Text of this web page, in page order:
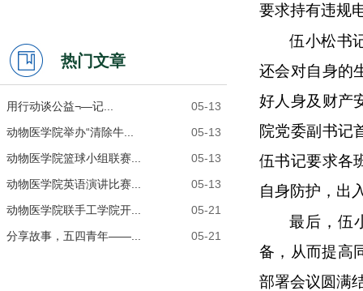
热门文章
05-13
用行动谈公益¬—记...
05-13
动物医学院举办“清除牛...
05-13
动物医学院篮球小组联赛...
05-13
动物医学院英语演讲比赛...
05-21
动物医学院联手工学院开...
05-21
分享故事，五四青年——...
要求持有违规
伍小松书
还会对自身的
好人身及财产
院党委副书记
伍书记要求各
自身防护，出
最后，伍
备，从而提高
部署会议圆满